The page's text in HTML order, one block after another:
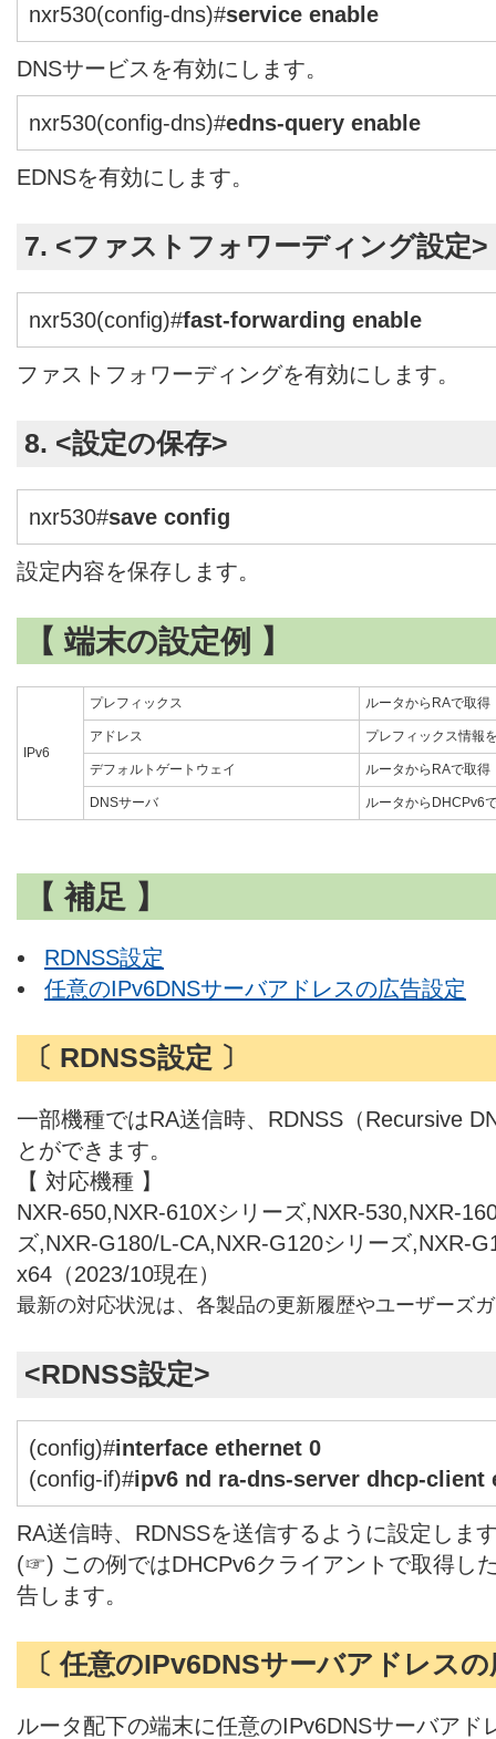
nxr530(config-dns)#service enable
DNSサービスを有効にします。
nxr530(config-dns)#edns-query enable
EDNSを有効にします。
7. <ファストフォワーディング設定>
nxr530(config)#fast-forwarding enable
ファストフォワーディングを有効にします。
8. <設定の保存>
nxr530#save config
設定内容を保存します。
【 端末の設定例 】
IPv6
プレフィックス ルータからRAで取得
アドレス プレフィックス情報
デフォルトゲートウェイ ルータからRAで取得
DNSサーバ ルータからDHCPv6
【 補足 】
RDNSS設定
任意のIPv6DNSサーバアドレスの広告設定
〔 RDNSS設定 〕
一部機種ではRA送信時、RDNSS（Recursive
とができます。
【 対応機種 】
NXR-650,NXR-610Xシリーズ,NXR-530,NXR-
ズ,NXR-G180/L-CA,NXR-G120シリーズ,NXR-
x64（2023/10現在）
最新の対応状況は、各製品の更新履歴やユーザーズ
<RDNSS設定>
(config)#interface ethernet 0
(config-if)#ipv6 nd ra-dns-server dhcp-client
RA送信時、RDNSSを送信するように設定しま
(☞) この例ではDHCPv6クライアントで取得し
告します。
〔 任意のIPv6DNSサーバアドレス
ルータ配下の端末に任意のIPv6DNSサーバアド